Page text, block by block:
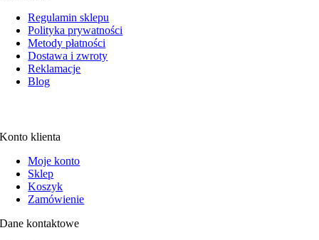
Regulamin sklepu
Polityka prywatności
Metody płatności
Dostawa i zwroty
Reklamacje
Blog
Konto klienta
Moje konto
Sklep
Koszyk
Zamówienie
Dane kontaktowe